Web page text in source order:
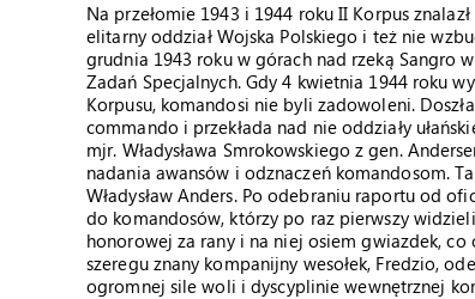
Na przełomie 1943 i 1944 roku II Korpus
elitarny oddział Wojska Polskiego i też nie
grudnia 1943 roku w górach nad rzeką Sangro
Zadań Specjalnych. Gdy 4 kwietnia 1944 roku
Korpusu, komandosi nie byli zadowoleni.
commando i przekłada nad nie oddziały
mjr. Władysława Smrokowskiego z gen.
nadania awansów i odznaczeń komandosom.
Władysław Anders. Po odebraniu raportu od
do komandosów, którzy po raz pierwszy
honorowej za rany i na niej osiem gwiazdek, co
szeregu znany kompanijny wesołek, Fredzio,
ogromnej sile woli i dyscyplinie wewnętrznej